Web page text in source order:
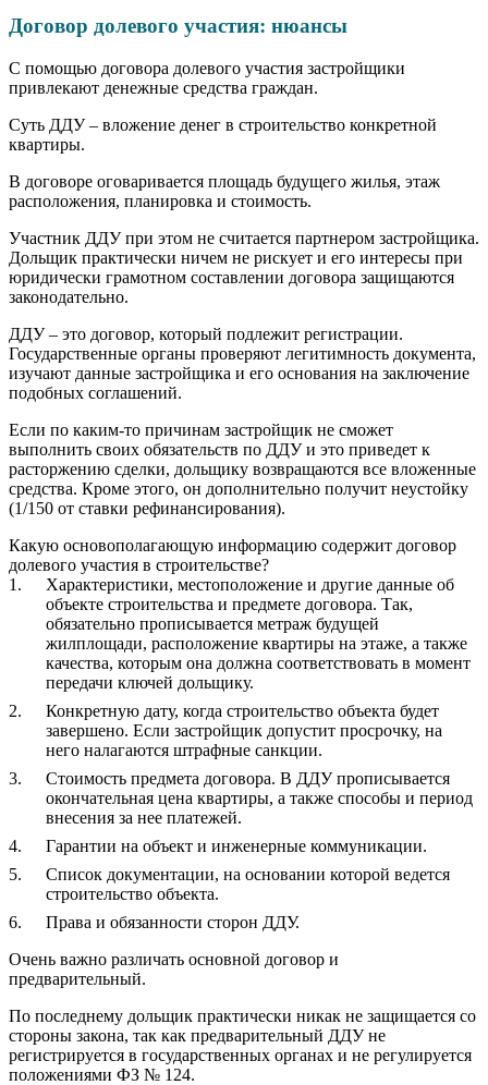
Договор долевого участия: нюансы
С помощью договора долевого участия застройщики
привлекают денежные средства граждан.
Суть ДДУ – вложение денег в строительство конкретной
квартиры.
В договоре оговаривается площадь будущего жилья, этаж
расположения, планировка и стоимость.
Участник ДДУ при этом не считается партнером застройщика.
Дольщик практически ничем не рискует и его интересы при
юридически грамотном составлении договора защищаются
законодательно.
ДДУ – это договор, который подлежит регистрации.
Государственные органы проверяют легитимность документа,
изучают данные застройщика и его основания на заключение
подобных соглашений.
Если по каким-то причинам застройщик не сможет
выполнить своих обязательств по ДДУ и это приведет к
расторжению сделки, дольщику возвращаются все вложенные
средства. Кроме этого, он дополнительно получит неустойку
(1/150 от ставки рефинансирования).
Какую основополагающую информацию содержит договор
долевого участия в строительстве?
Характеристики, местоположение и другие данные об
объекте строительства и предмете договора. Так,
обязательно прописывается метраж будущей
жилплощади, расположение квартиры на этаже, а также
качества, которым она должна соответствовать в момент
передачи ключей дольщику.
Конкретную дату, когда строительство объекта будет
завершено. Если застройщик допустит просрочку, на
него налагаются штрафные санкции.
Стоимость предмета договора. В ДДУ прописывается
окончательная цена квартиры, а также способы и период
внесения за нее платежей.
Гарантии на объект и инженерные коммуникации.
Список документации, на основании которой ведется
строительство объекта.
Права и обязанности сторон ДДУ.
Очень важно различать основной договор и
предварительный.
По последнему дольщик практически никак не защищается со
стороны закона, так как предварительный ДДУ не
регистрируется в государственных органах и не регулируется
положениями ФЗ № 124.